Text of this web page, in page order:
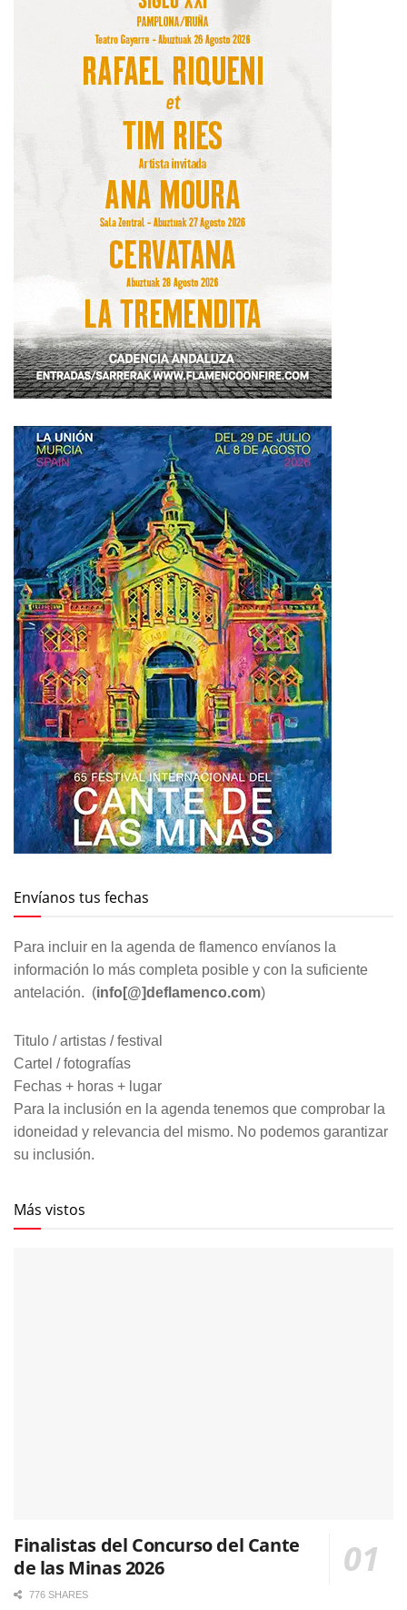
Envíanos tus fechas
Para incluir en la agenda de flamenco envíanos la
información lo más completa posible y con la suficiente
antelación. (info[@]deflamenco.com)
Titulo / artistas / festival
Cartel / fotografías
Fechas + horas + lugar
Para la inclusión en la agenda tenemos que comprobar la
idoneidad y relevancia del mismo. No podemos garantizar
su inclusión.
Más vistos
Finalistas del Concurso del Cante
de las Minas 2026
776 SHARES